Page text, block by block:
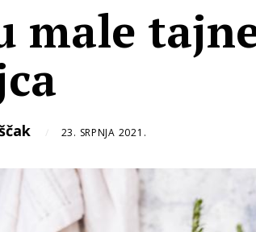
male
23. SRPNJA 2021.